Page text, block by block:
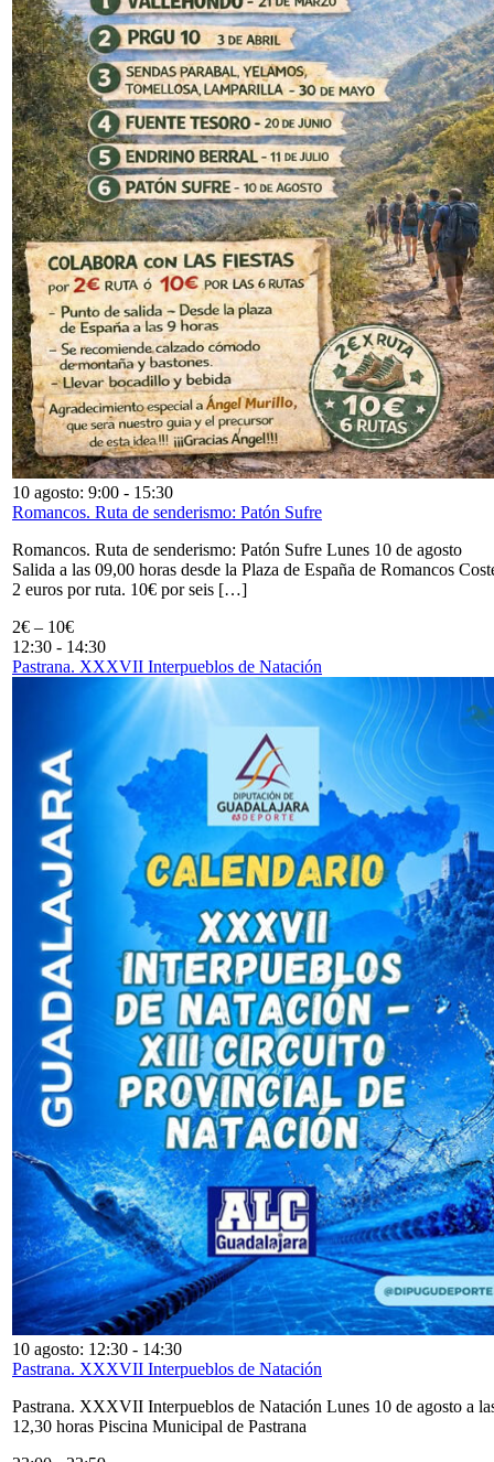
10 agosto: 9:00 - 15:30
Romancos. Ruta de senderismo: Patón Sufre
Romancos. Ruta de senderismo: Patón Sufre Lunes 10 de agosto
Salida a las 09,00 horas desde la Plaza de España de Romancos
2 euros por ruta. 10€ por seis […]
2€ – 10€
12:30 - 14:30
Pastrana. XXXVII Interpueblos de Natación
10 agosto: 12:30 - 14:30
Pastrana. XXXVII Interpueblos de Natación
Pastrana. XXXVII Interpueblos de Natación Lunes 10 de agosto a
12,30 horas Piscina Municipal de Pastrana